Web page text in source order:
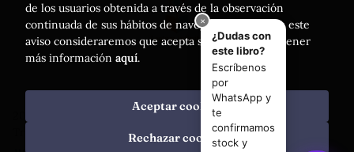
. Todos los Derechos Reservados |
de los usuarios obtenida a través de la observación
continuada de sus hábitos de navegación. Si acepta este
aviso consideraremos que acepta su uso. Puede obtener
más información aquí.
Rechazar cookies
Aceptar cookies